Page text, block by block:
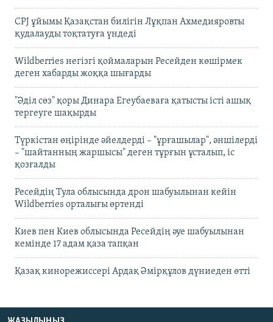
CPJ ұйымы Қазақстан билігін Лұқпан Ахмедияровты
қудалауды тоқтатуға үндеді
Wildberries негізгі қоймаларын Ресейден көшірмек
деген хабарды жоққа шығарды
"Әділ сөз" қоры Динара Егеубаеваға қатысты істі ашық
тергеуге шақырды
Түркістан өңірінде әйелдерді – "ұрғашылар", әншілерді
– "шайтанның жаршысы" деген тұрғын ұсталып, іс
қозғалды
Ресейдің Тула облысында дрон шабуылынан кейін
Wildberries орталығы өртенді
Киев пен Киев облысында Ресейдің әуе шабуылынан
кемінде 17 адам қаза тапқан
Қазақ кинорежиссері Ардақ Әмірқұлов дүниеден өтті